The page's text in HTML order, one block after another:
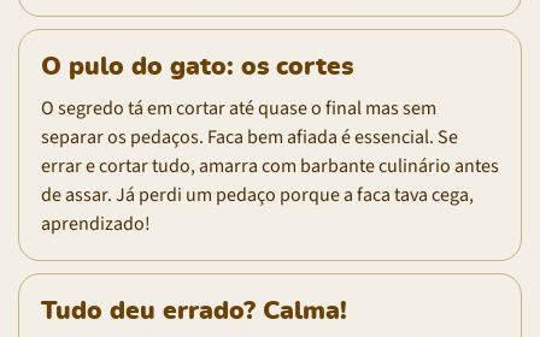
O pulo do gato: os cortes
O segredo tá em cortar até quase o final mas sem
separar os pedaços. Faca bem afiada é essencial. Se
errar e cortar tudo, amarra com barbante culinário antes
de assar. Já perdi um pedaço porque a faca tava cega,
aprendizado!
Tudo deu errado? Calma!